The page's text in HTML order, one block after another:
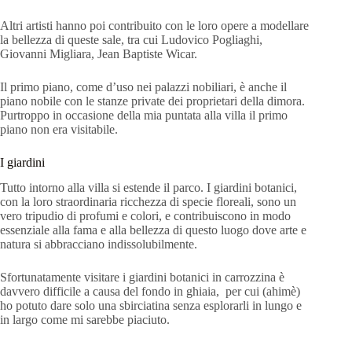
Altri artisti hanno poi contribuito con le loro opere a modellare
la bellezza di queste sale, tra cui Ludovico Pogliaghi,
Giovanni Migliara, Jean Baptiste Wicar.
Il primo piano, come d’uso nei palazzi nobiliari, è anche il
piano nobile con le stanze private dei proprietari della dimora.
Purtroppo in occasione della mia puntata alla villa il primo
piano non era visitabile.
I giardini
Tutto intorno alla villa si estende il parco. I giardini botanici,
con la loro straordinaria ricchezza di specie floreali, sono un
vero tripudio di profumi e colori, e contribuiscono in modo
essenziale alla fama e alla bellezza di questo luogo dove arte e
natura si abbracciano indissolubilmente.
Sfortunatamente visitare i giardini botanici in carrozzina è
davvero difficile a causa del fondo in ghiaia, per cui (ahimè)
ho potuto dare solo una sbirciatina senza esplorarli in lungo e
in largo come mi sarebbe piaciuto.